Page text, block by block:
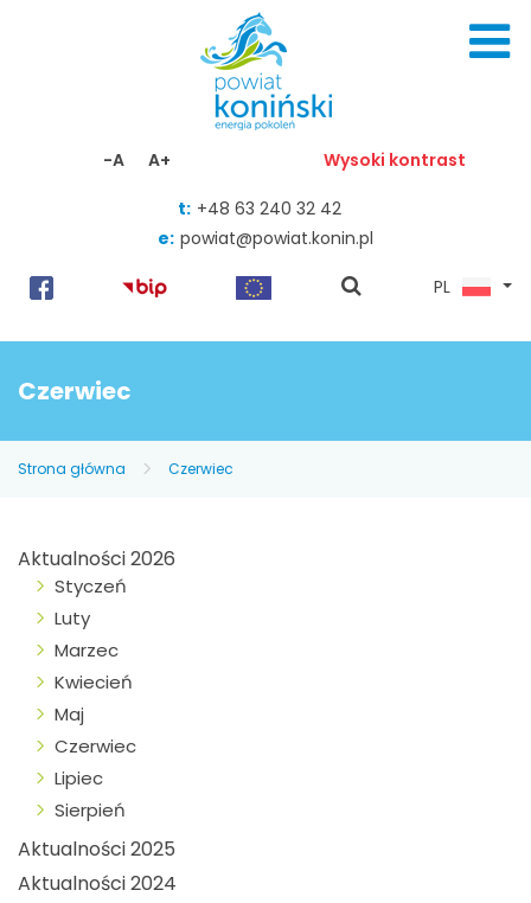
-A A+ Wysoki kontrast
t: +48 63 240 32 42
e: powiat@powiat.konin.pl
pokaż
PL
Czerwiec
Strona główna Czerwiec
Aktualności 2026
Styczeń
Luty
Marzec
Kwiecień
Maj
Czerwiec
Lipiec
Sierpień
Aktualności 2025
Aktualności 2024